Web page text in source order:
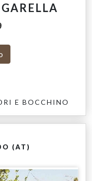
E BOCCHINO
(AT)